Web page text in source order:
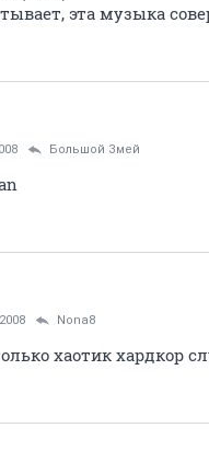
эта музыка
Большой Змей
Nona8
хаотик хардкор